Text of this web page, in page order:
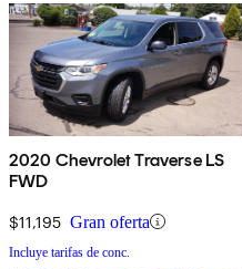
2020 Chevrolet Traverse LS
FWD
$11,195 Gran oferta
Incluye tarifas de conc.